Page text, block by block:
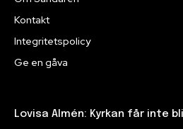
Kontakt
Integritetspolicy
Ge en gåva
Lovisa Almén: Kyrkan får inte